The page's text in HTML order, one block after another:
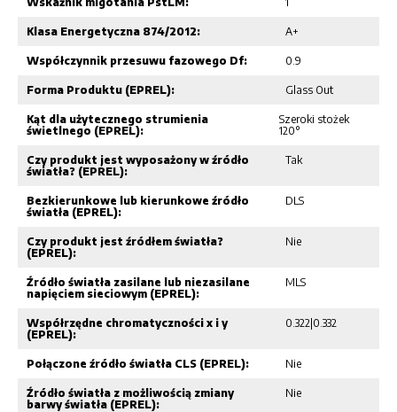
Klasa Energetyczna 874/2012: A+
Współczynnik przesuwu fazowego Df: 0.9
Forma Produktu (EPREL): Glass Out
Kąt dla użytecznego strumienia
świetlnego (EPREL):
Szeroki stożek
120°
Czy produkt jest wyposażony w źródło
światła? (EPREL):
Tak
Bezkierunkowe lub kierunkowe źródło
światła (EPREL):
DLS
Czy produkt jest źródłem światła?
(EPREL):
Nie
Źródło światła zasilane lub niezasilane
napięciem sieciowym (EPREL):
MLS
Współrzędne chromatyczności x i y
(EPREL):
0.322|0.332
Połączone źródło światła CLS (EPREL): Nie
Źródło światła z możliwością zmiany
barwy światła (EPREL):
Nie